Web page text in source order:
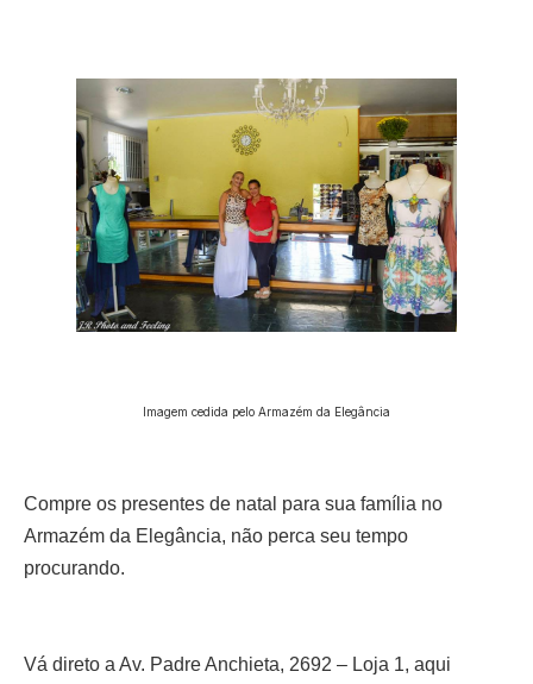
Imagem cedida pelo Armazém da Elegância
Compre os presentes de natal para sua família no
Armazém da Elegância, não perca seu tempo
procurando.
Vá direto a Av. Padre Anchieta, 2692 – Loja 1, aqui